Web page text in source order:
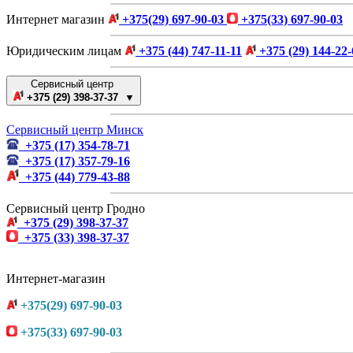
Интернет магазин +375(29) 697-90-03 +375(33) 697-90-03
Юридическим лицам +375 (44) 747-11-11 +375 (29) 144-
Сервисный центр
+375 (29) 398-37-37 ▼
Сервисный центр Минск
+375 (17) 354-78-71
+375 (17) 357-79-16
+375 (44) 779-43-88
Сервисный центр Гродно
+375 (29) 398-37-37
+375 (33) 398-37-37
Интернет-магазин
+375(29) 697-90-03
+375(33) 697-90-03